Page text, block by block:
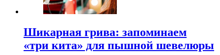
Шикарная грива: запоминаем
«три кита» для пышной шевелюры